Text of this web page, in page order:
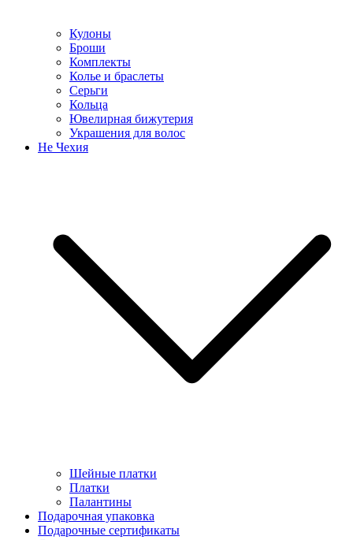
Кулоны
Броши
Комплекты
Колье и браслеты
Серьги
Кольца
Ювелирная бижутерия
Украшения для волос
Не Чехия
Шейные платки
Платки
Палантины
Подарочная упаковка
Подарочные сертификаты